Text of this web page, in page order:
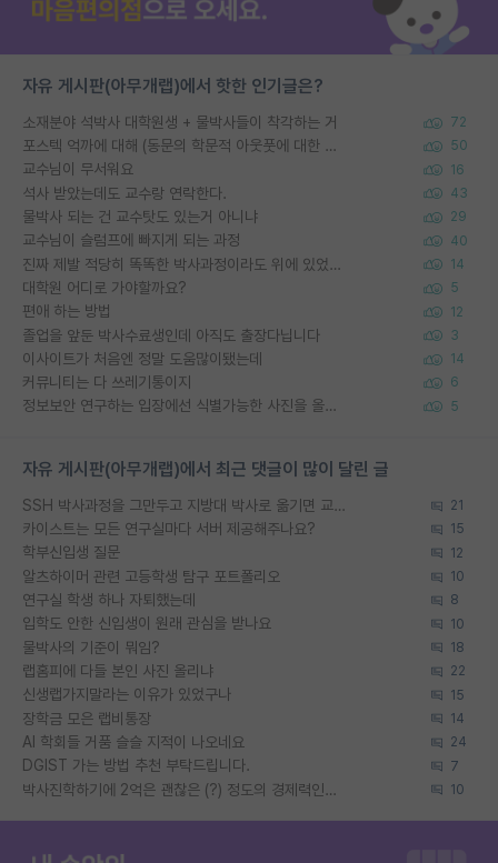
자유 게시판(아무개랩)에서 핫한 인기글은?
소재분야 석박사 대학원생 + 물박사들이 착각하는 거 72
포스텍 억까에 대해 (동문의 학문적 아웃풋에 대한 반박) 50
교수님이 무서워요 16
석사 받았는데도 교수랑 연락한다. 43
물박사 되는 건 교수탓도 있는거 아니냐 29
교수님이 슬럼프에 빠지게 되는 과정 40
진짜 제발 적당히 똑똑한 박사과정이라도 위에 있었으면.. 14
대학원 어디로 가야할까요? 5
편애 하는 방법 12
졸업을 앞둔 박사수료생인데 아직도 출장다닙니다 3
이사이트가 처음엔 정말 도움많이됐는데 14
커뮤니티는 다 쓰레기통이지 6
정보보안 연구하는 입장에선 식별가능한 사진을 올리는건 비추이긴함 5
자유 게시판(아무개랩)에서 최근 댓글이 많이 달린 글
SSH 박사과정을 그만두고 지방대 박사로 옮기면 교수의 꿈은 끝일까요? 21
카이스트는 모든 연구실마다 서버 제공해주나요? 15
학부신입생 질문 12
알츠하이머 관련 고등학생 탐구 포트폴리오 10
연구실 학생 하나 자퇴했는데 8
입학도 안한 신입생이 원래 관심을 받나요 10
물박사의 기준이 뭐임? 18
랩홈피에 다들 본인 사진 올리냐 22
신생랩가지말라는 이유가 있었구나 15
장학금 모은 랩비통장 14
AI 학회들 거품 슬슬 지적이 나오네요 24
DGIST 가는 방법 추천 부탁드립니다. 7
박사진학하기에 2억은 괜찮은 (?) 정도의 경제력인가요 10